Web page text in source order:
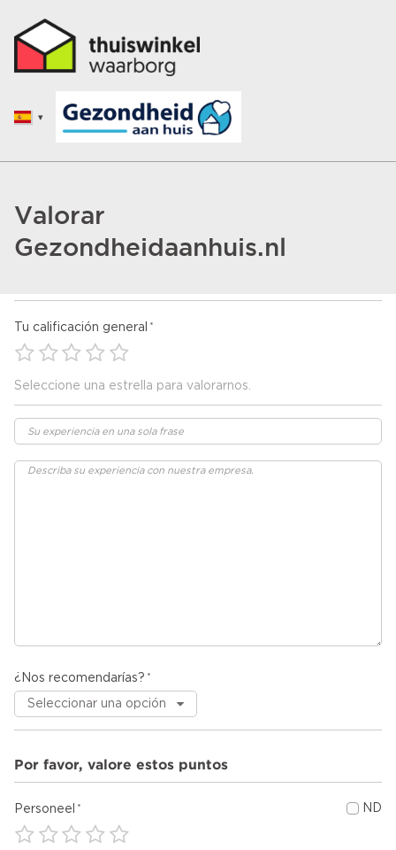
Valorar
Gezondheidaanhuis.nl
Tu calificación general
Seleccione una estrella para valorarnos.
¿Nos recomendarías?
Por favor, valore estos puntos
Personeel ND